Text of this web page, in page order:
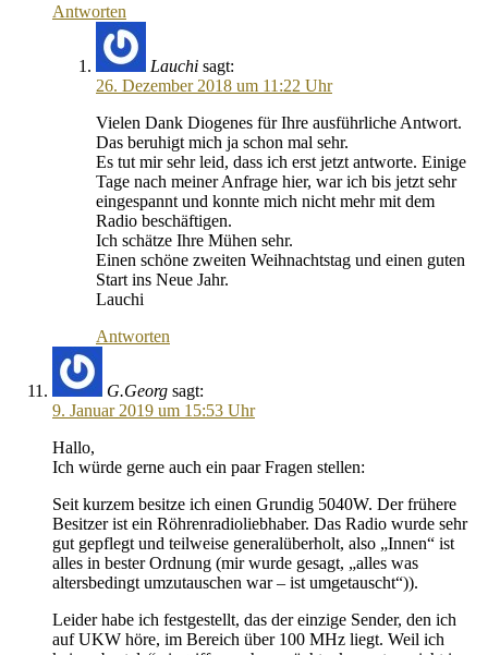
Antworten
Lauchi sagt:
26. Dezember 2018 um 11:22 Uhr
Vielen Dank Diogenes für Ihre ausführliche Antwort.
Das beruhigt mich ja schon mal sehr.
Es tut mir sehr leid, dass ich erst jetzt antworte. Einige
Tage nach meiner Anfrage hier, war ich bis jetzt sehr
eingespannt und konnte mich nicht mehr mit dem
Radio beschäftigen.
Ich schätze Ihre Mühen sehr.
Einen schöne zweiten Weihnachtstag und einen guten
Start ins Neue Jahr.
Lauchi
Antworten
G.Georg sagt:
9. Januar 2019 um 15:53 Uhr
Hallo,
Ich würde gerne auch ein paar Fragen stellen:
Seit kurzem besitze ich einen Grundig 5040W. Der frühere
Besitzer ist ein Röhrenradioliebhaber. Das Radio wurde sehr
gut gepflegt und teilweise generalüberholt, also „Innen“ ist
alles in bester Ordnung (mir wurde gesagt, „alles was
altersbedingt umzutauschen war – ist umgetauscht“)).
Leider habe ich festgestellt, das der einzige Sender, den ich
auf UKW höre, im Bereich über 100 MHz liegt. Weil ich